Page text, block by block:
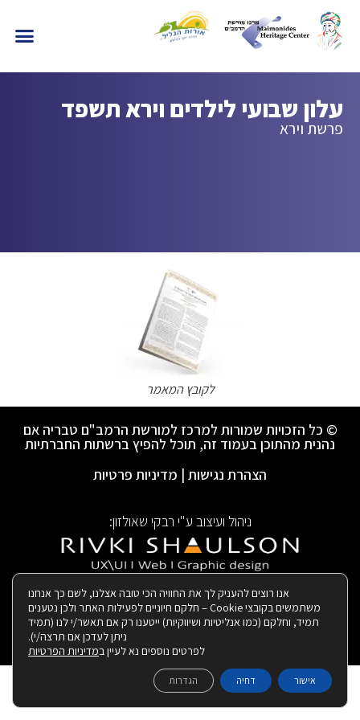
עלון שבועי לילדים וירא תשפד
פרשת וירא
לקובץ המאמר
© כל הזכויות שמורות למרכז למורשת הרמב"ם טבריה אם
נהנית מהתוכן בעמוד זה, תוכל להפיץ ברשתות החברתיות
הצהרת נגישות | מדיניות פרטיות
ניהול ועיצוב ע"י רבקי שאולזון:
| בנייה ותחזוקת האתר:
אנו רוצים להעניק לך את החוויה הכי טובה אצלנו, לשם כך אנחנו
משתמשים בקובצי Cookie – חלקם חיוניים לפעילות האתר ולכן נטענים
תמיד, וחלקם (כמו אנליטיות ושיווקיות) ייטענו רק אם תאשר/י לנו (תמיד
ניתן לעדכן אם תרצה/י).
לפרטים נוספים נא לעיין במדיניות הפרטיות
אישור דחיה הגדרות